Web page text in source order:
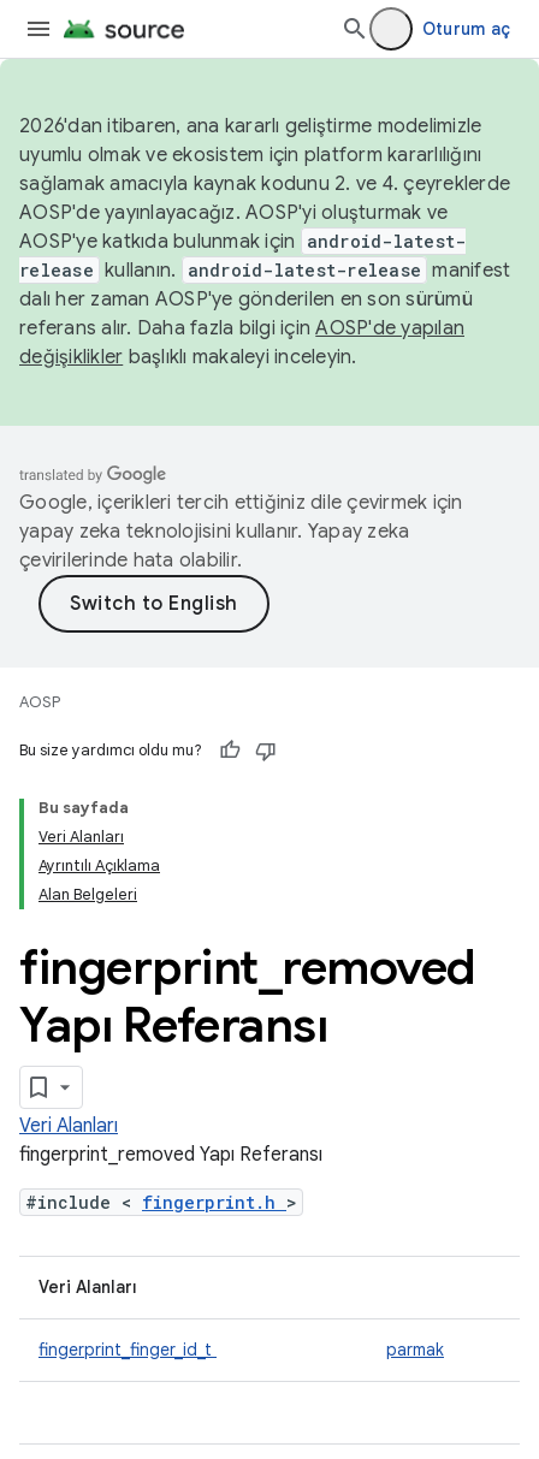
Oturum aç
2026'dan itibaren, ana kararlı geliştirme modelimizle
uyumlu olmak ve ekosistem için platform kararlılığını
sağlamak amacıyla kaynak kodunu 2. ve 4. çeyreklerde
AOSP'de yayınlayacağız. AOSP'yi oluşturmak ve
AOSP'ye katkıda bulunmak için
android-latest-
release kullanın. android-latest-release manifest
dalı her zaman AOSP'ye gönderilen en son sürümü
referans alır. Daha fazla bilgi içinAOSP'de yapılan
değişiklikler başlıklı makaleyi inceleyin.
Google, içerikleri tercih ettiğiniz dile çevirmek için
yapay zeka teknolojisini kullanır. Yapay zeka
çevirilerinde hata olabilir.
AOSP
Bu size yardımcı oldu mu?
Bu sayfada
Veri Alanları
Ayrıntılı Açıklama
Alan Belgeleri
fingerprint removed
Yapı Referansı
Veri Alanları
fingerprint_removed Yapı Referansı
#include < fingerprint.h >
Veri Alanları
fingerprint_finger_id_t parmak